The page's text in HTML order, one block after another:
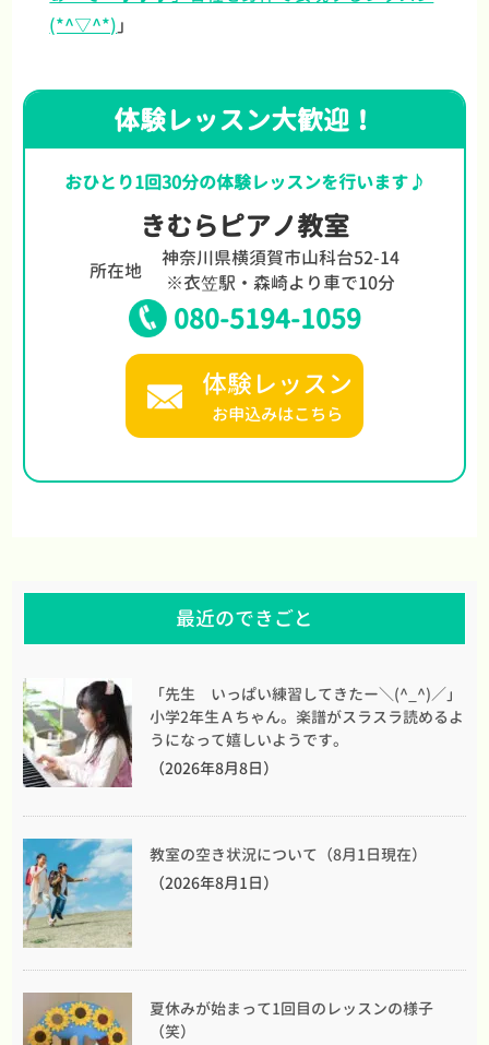
(*^▽^*) 」
体験レッスン大歓迎！
おひとり1回30分の体験レッスンを行います♪
きむらピアノ教室
所在地
神奈川県横須賀市山科台52-14
※衣笠駅・森崎より車で10分
080-5194-1059
体験レッスン
お申込みはこちら
最近のできごと
「先生 いっぱい練習してきたー＼(^_^)／」
小学2年生Ａちゃん。楽譜がスラスラ読めるよ
うになって嬉しいようです。
（2026年8月8日）
教室の空き状況について（8月1日現在）
（2026年8月1日）
夏休みが始まって1回目のレッスンの様子
（笑）